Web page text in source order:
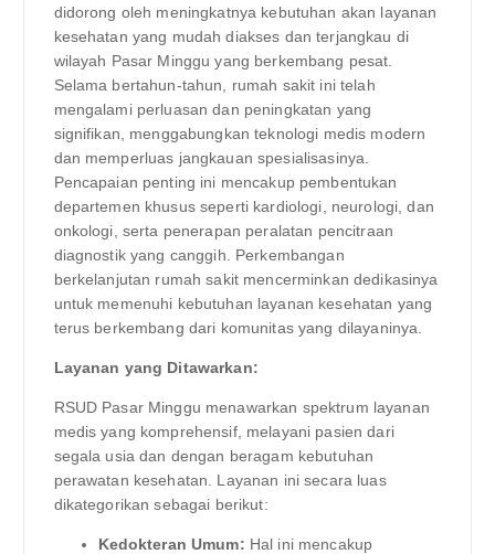
didorong oleh meningkatnya kebutuhan akan layanan
kesehatan yang mudah diakses dan terjangkau di
wilayah Pasar Minggu yang berkembang pesat.
Selama bertahun-tahun, rumah sakit ini telah
mengalami perluasan dan peningkatan yang
signifikan, menggabungkan teknologi medis modern
dan memperluas jangkauan spesialisasinya.
Pencapaian penting ini mencakup pembentukan
departemen khusus seperti kardiologi, neurologi, dan
onkologi, serta penerapan peralatan pencitraan
diagnostik yang canggih. Perkembangan
berkelanjutan rumah sakit mencerminkan dedikasinya
untuk memenuhi kebutuhan layanan kesehatan yang
terus berkembang dari komunitas yang dilayaninya.
Layanan yang Ditawarkan:
RSUD Pasar Minggu menawarkan spektrum layanan
medis yang komprehensif, melayani pasien dari
segala usia dan dengan beragam kebutuhan
perawatan kesehatan. Layanan ini secara luas
dikategorikan sebagai berikut:
Kedokteran Umum: Hal ini mencakup